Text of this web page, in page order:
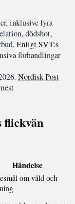
inklusive fyra
dödshot,
Enligt SVT:s
förhandlingar
Nordisk Post
flickvän
Händelse
om våld och